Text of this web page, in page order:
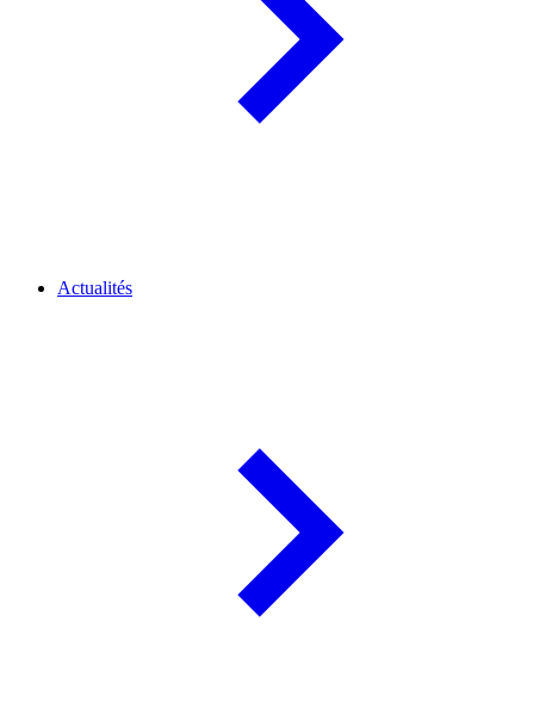
Actualités